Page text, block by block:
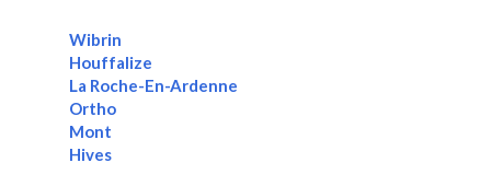
Wibrin
Houffalize
La Roche-En-Ardenne
Ortho
Mont
Hives